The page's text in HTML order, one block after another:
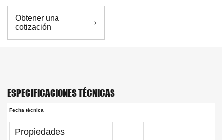
Obtener una
cotización

ESPECIFICACIONES TÉCNICAS
Fecha técnica
Propiedades